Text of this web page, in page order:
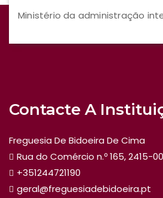
Ministério da administração
Contacte A
Freguesia De Bidoeira De Cima
Rua do Comércio n.º 165, 2415-
+351244721190
geral@freguesiadebidoeira.pt